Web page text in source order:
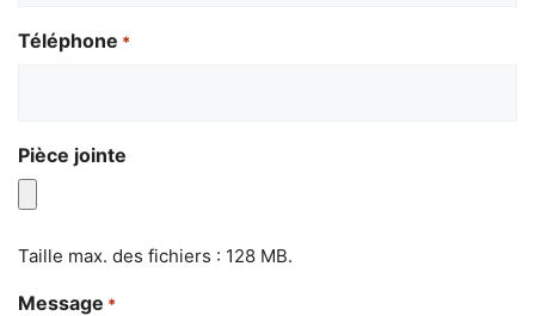
Téléphone *
Pièce jointe
Taille max. des fichiers : 128 MB.
Message *